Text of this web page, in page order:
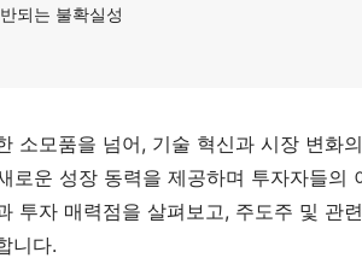
되는 불확실성
소모품을 넘어, 기술 혁신과 시장 변화
로운 성장 동력을 제공하며 투자자들의
투자 매력점을 살펴보고, 주도주 및 관
니다.